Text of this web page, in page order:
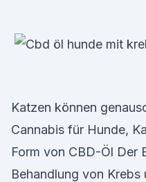
Katzen können
Cannabis für Hunde,
Form von CBD-Öl Der
Behandlung von